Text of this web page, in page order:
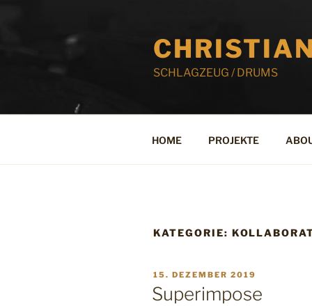
SCHLAGZEUG / DRUMS
HOME PROJEKTE
KATEGORIE:
VERÖFFENTLICHT
AM
15. DEZEMBER 2019
Superimpose